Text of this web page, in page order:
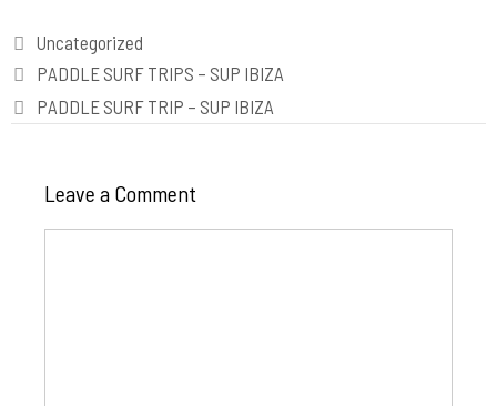
Categories
Uncategorized
Post
navigation
PADDLE SURF TRIPS – SUP IBIZA
PADDLE SURF TRIP – SUP IBIZA
Leave a Comment